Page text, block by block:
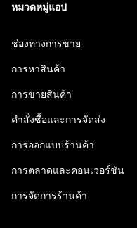
หมวดหมู่แอป
ช่องทางการขาย
การหาสินค้า
การขายสินค้า
คำสั่งซื้อและการจัดส่ง
การออกแบบร้านค้า
การตลาดและคอนเวอร์ชัน
การจัดการร้านค้า